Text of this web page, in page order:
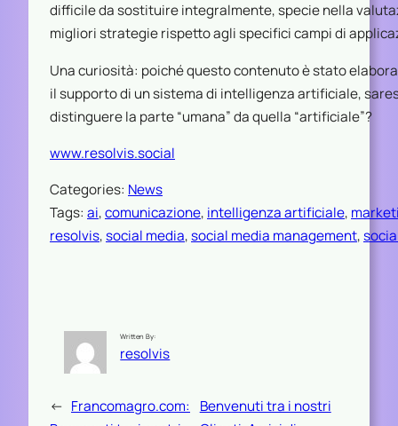
difficile da sostituire integralmente, specie nella
migliori strategie rispetto agli specifici campi di
Una curiosità: poiché questo contenuto è stato
il supporto di un sistema di intelligenza artificiale,
distinguere la parte “umana” da quella “artificiale”?
www.resolvis.social
Categories: News
Tags: ai, comunicazione, intelligenza artificiale,
resolvis, social media, social media management,
Written By:
resolvis
← Francomagro.com:
Benvenuti tra i nostri